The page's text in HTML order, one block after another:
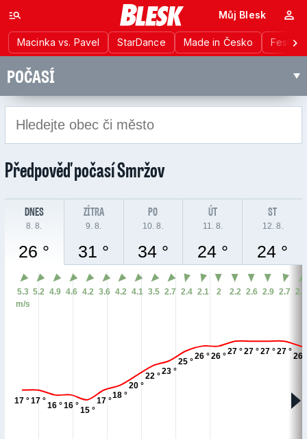
Macinka vs. Pavel StarDance Made in Česko
Můj Blesk
POČASÍ
Předpověď počasíSmržov
DNES
8. 8.
26 °
ZÍTRA
9. 8.
31 °
PO
10. 8.
34 °
ÚT
11. 8.
24 °
ST
12. 8.
24 °
17 °17 °
16 °16 °
15 °
17 °
18 °
20 °
22 °
23 °
25 °
26 °26 °
27 °27 °27 °27 °
26
5.3
m/s
5.2 4.9 4.6 4.2 3.6 4.2 4.1 3.5 2.7 2.4 2.1 2 2.2 2.6 2.9 2.7 2.6